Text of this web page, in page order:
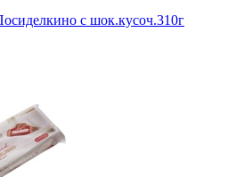
с шок.кусоч.310г